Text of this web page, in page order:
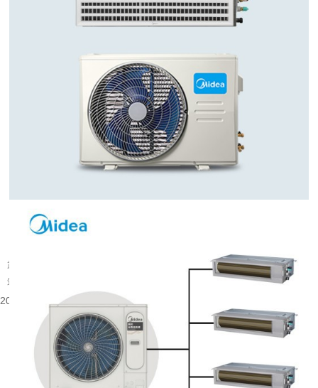
武汉大量建成年代较早的楼宇分布在老城片区，涵盖办公、商业以及部分居住建
筑。不少旧楼原有降温取暖设备老化，室内温控体验有限，很多业主会考虑...
2026-08-06 08:53:52